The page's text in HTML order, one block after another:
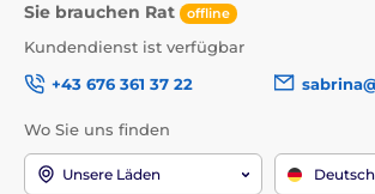
Sie brauchen Rat offline
Kundendienst ist verfügbar
+43 676 361 37 22
Wo Sie uns finden
Unsere Läden